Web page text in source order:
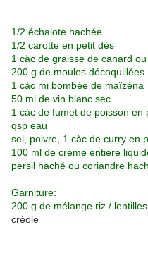
1/2 échalote hachée
1/2 carotte en petit dés
1 càc de graisse de canard
200 g de moules décoquillées
1 càc mi bombée de maïzéna
50 ml de vin blanc sec
1 càc de fumet de poisson en
qsp eau
sel, poivre, 1 càc de curry en
100 ml de crème entière
persil haché ou coriandre
Garniture:
200 g de mélange riz / lentilles
créole